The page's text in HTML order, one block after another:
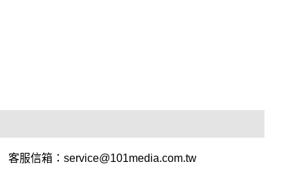
客服信箱： service@101media.com.tw